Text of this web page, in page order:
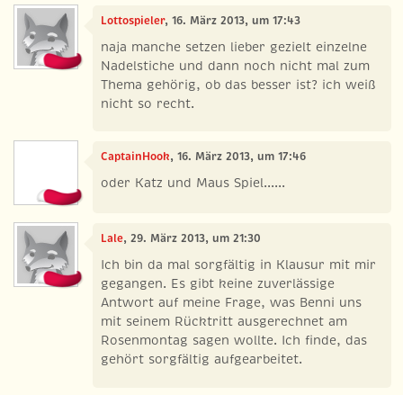
Lottospieler, 16. März 2013, um 17:43
naja manche setzen lieber gezielt einzelne
Nadelstiche und dann noch nicht mal zum
Thema gehörig, ob das besser ist? ich weiß
nicht so recht.
CaptainHook, 16. März 2013, um 17:46
oder Katz und Maus Spiel......
Lale, 29. März 2013, um 21:30
Ich bin da mal sorgfältig in Klausur mit mir
gegangen. Es gibt keine zuverlässige
Antwort auf meine Frage, was Benni uns
mit seinem Rücktritt ausgerechnet am
Rosenmontag sagen wollte. Ich finde, das
gehört sorgfältig aufgearbeitet.